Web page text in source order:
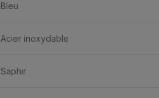
Bleu
Acier inoxydable
Saphir